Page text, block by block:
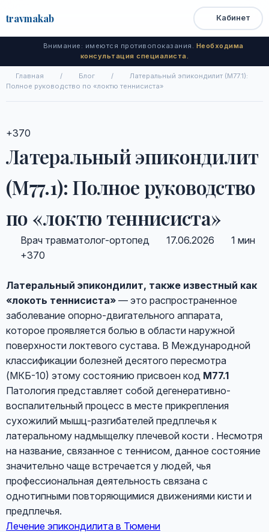
travmakab
Открыть
меню
Быстрый
доступ
Кабинет
Внимание: имеются противопоказания. Необходима
консультация специалиста.
Главная / Блог /
Латеральный эпикондилит (M77.1):
Полное руководство по «локтю теннисиста»
+370
Латеральный эпикондилит
(M77.1): Полное руководство
по «локтю теннисиста»
Врач травматолог-ортопед 17.06.2026
1 мин
+370
Латеральный эпикондилит, также известный как
«локоть теннисиста» — это распространенное
заболевание опорно-двигательного аппарата,
которое проявляется болью в области наружной
поверхности локтевого сустава. В Международной
классификации болезней десятого пересмотра
(МКБ-10) этому состоянию присвоен код M77.1
Патология представляет собой дегенеративно-
воспалительный процесс в месте прикрепления
сухожилий мышц-разгибателей предплечья к
латеральному надмыщелку плечевой кости . Несмотря
на название, связанное с теннисом, данное состояние
значительно чаще встречается у людей, чья
профессиональная деятельность связана с
однотипными повторяющимися движениями кисти и
предплечья.
Лечение эпикондилита в Тюмени